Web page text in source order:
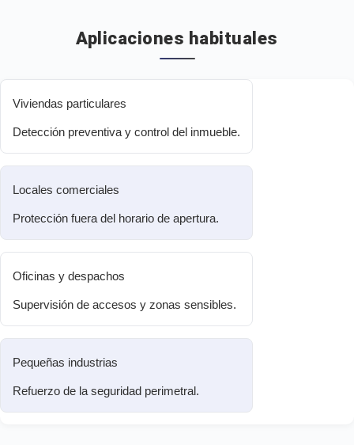
Aplicaciones habituales
Viviendas particulares
Detección preventiva y control del inmueble.
Locales comerciales
Protección fuera del horario de apertura.
Oficinas y despachos
Supervisión de accesos y zonas sensibles.
Pequeñas industrias
Refuerzo de la seguridad perimetral.